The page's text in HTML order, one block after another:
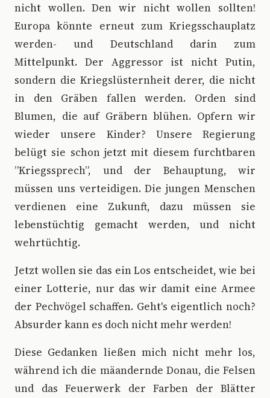
nicht wollen. Den wir nicht wollen sollten!
Europa könnte erneut zum Kriegsschauplatz
werden- und Deutschland darin zum
Mittelpunkt. Der Aggressor ist nicht Putin,
sondern die Kriegslüsternheit derer, die nicht
in den Gräben fallen werden. Orden sind
Blumen, die auf Gräbern blühen. Opfern wir
wieder unsere Kinder? Unsere Regierung
belügt sie schon jetzt mit diesem furchtbaren
”Kriegssprech”, und der Behauptung, wir
müssen uns verteidigen. Die jungen Menschen
verdienen eine Zukunft, dazu müssen sie
lebenstüchtig gemacht werden, und nicht
wehrtüchtig.
Jetzt wollen sie das ein Los entscheidet, wie bei
einer Lotterie, nur das wir damit eine Armee
der Pechvögel schaffen. Geht's eigentlich noch?
Absurder kann es doch nicht mehr werden!
Diese Gedanken ließen mich nicht mehr los,
während ich die mäandernde Donau, die Felsen
und das Feuerwerk der Farben der Blätter